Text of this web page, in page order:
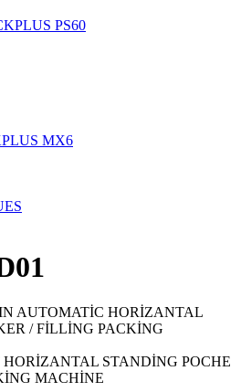
PS60
MX6
STANDİNG POCHE
MACHİNE